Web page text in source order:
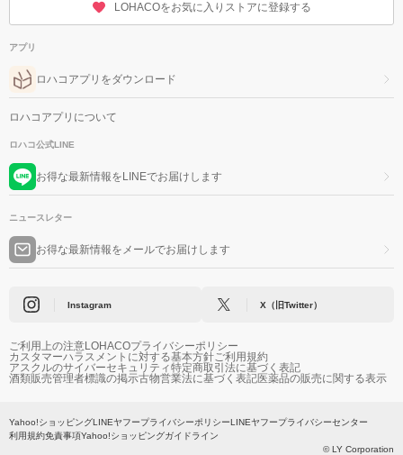
LOHACOをお気に入りストアに登録する
アプリ
ロハコアプリをダウンロード
ロハコアプリについて
ロハコ公式LINE
お得な最新情報をLINEでお届けします
ニュースレター
お得な最新情報をメールでお届けします
Instagram X（旧Twitter）
ご利用上の注意LOHACOプライバシーポリシー
カスタマーハラスメントに対する基本方針ご利用規約
アスクルのサイバーセキュリティ特定商取引法に基づく表記
酒類販売管理者標識の掲示古物営業法に基づく表記医薬品の販売に関する表示
Yahoo!ショッピングLINEヤフープライバシーポリシーLINEヤフープライバシーセンター
利用規約免責事項Yahoo!ショッピングガイドライン
© LY Corporation